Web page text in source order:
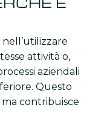
nell’utilizzare
attività o,
aziendali
Questo
ma contribuisce